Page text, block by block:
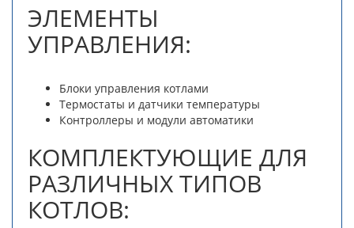
ЭЛЕМЕНТЫ
УПРАВЛЕНИЯ:
Блоки управления котлами
Термостаты и датчики температуры
Контроллеры и модули автоматики
КОМПЛЕКТУЮЩИЕ ДЛЯ
РАЗЛИЧНЫХ ТИПОВ
КОТЛОВ: